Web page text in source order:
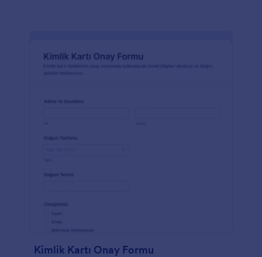
Kimlik Kartı Onay Formu